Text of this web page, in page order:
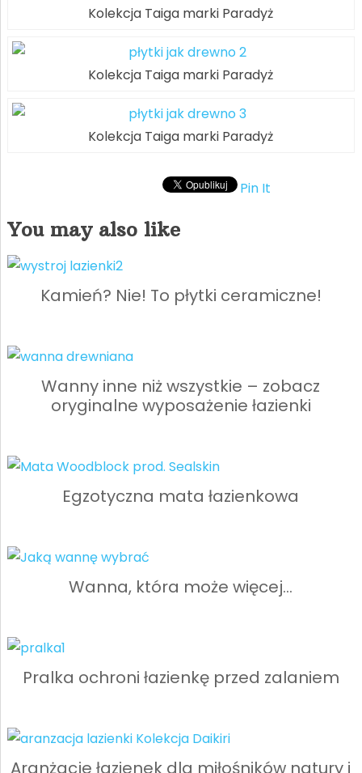
Kolekcja Taiga marki Paradyż
Kolekcja Taiga marki Paradyż
Kolekcja Taiga marki Paradyż
Pin It
You may also like
Kamień? Nie! To płytki ceramiczne!
Wanny inne niż wszystkie – zobacz
oryginalne wyposażenie łazienki
Egzotyczna mata łazienkowa
Wanna, która może więcej…
Pralka ochroni łazienkę przed zalaniem
Aranżacje łazienek dla miłośników natury i